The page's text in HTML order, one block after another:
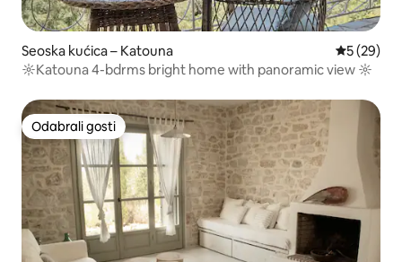
Seoska kućica – Katouna Prosječna
5 (29)
☼Katouna 4-bdrms bright home with panoramic view ☼
Odabrali gosti
Odabrali gosti